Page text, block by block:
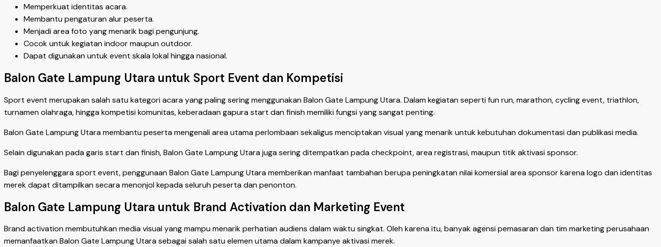
Memperkuat identitas acara.
Membantu pengaturan alur peserta.
Menjadi area foto yang menarik bagi pengunjung.
Cocok untuk kegiatan indoor maupun outdoor.
Dapat digunakan untuk event skala lokal hingga nasional.
Balon Gate Lampung Utara untuk Sport Event dan Kompetisi
Sport event merupakan salah satu kategori acara yang paling sering menggunakan Balon Gate Lampung Utara. Dalam kegiatan seperti fun run, marathon, cycling event, triathlon,
turnamen olahraga, hingga kompetisi komunitas, keberadaan gapura start dan finish memiliki fungsi yang sangat penting.
Balon Gate Lampung Utara membantu peserta mengenali area utama perlombaan sekaligus menciptakan visual yang menarik untuk kebutuhan dokumentasi dan publikasi media.
Selain digunakan pada garis start dan finish, Balon Gate Lampung Utara juga sering ditempatkan pada checkpoint, area registrasi, maupun titik aktivasi sponsor.
Bagi penyelenggara sport event, penggunaan Balon Gate Lampung Utara memberikan manfaat tambahan berupa peningkatan nilai komersial area sponsor karena logo dan identitas
merek dapat ditampilkan secara menonjol kepada seluruh peserta dan penonton.
Balon Gate Lampung Utara untuk Brand Activation dan Marketing Event
Brand activation membutuhkan media visual yang mampu menarik perhatian audiens dalam waktu singkat. Oleh karena itu, banyak agensi pemasaran dan tim marketing perusahaan
memanfaatkan Balon Gate Lampung Utara sebagai salah satu elemen utama dalam kampanye aktivasi merek.